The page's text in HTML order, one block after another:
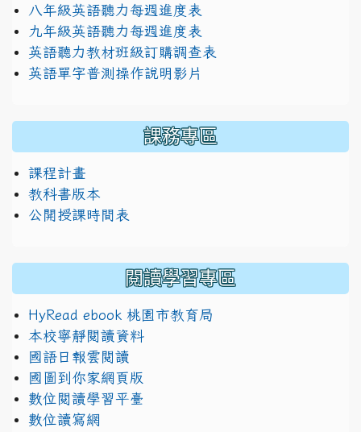
八年級英語聽力每週進度表
九年級英語聽力每週進度表
英語聽力教材班級訂購調查表
英語單字普測操作說明影片
課務專區
課程計畫
教科書版本
公開授課時間表
閱讀學習專區
HyRead ebook 桃園市教育局
本校寧靜閱讀資料
國語日報雲閱讀
國圖到你家網頁版
數位閱讀學習平臺
數位讀寫網